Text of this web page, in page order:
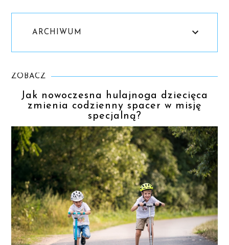
ARCHIWUM
ZOBACZ
Jak nowoczesna hulajnoga dziecięca
zmienia codzienny spacer w misję
specjalną?